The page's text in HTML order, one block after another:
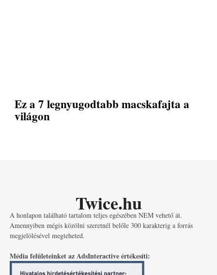
Ez a 7 legnyugodtabb macskafajta a
világon
Twice.hu
A honlapon található tartalom teljes egészében NEM vehető át.
Amennyiben mégis közölni szeretnél belőle 300 karakterig a forrás
megjelölésével megteheted.
Média felületeinket az AdsInteractive értékesíti: